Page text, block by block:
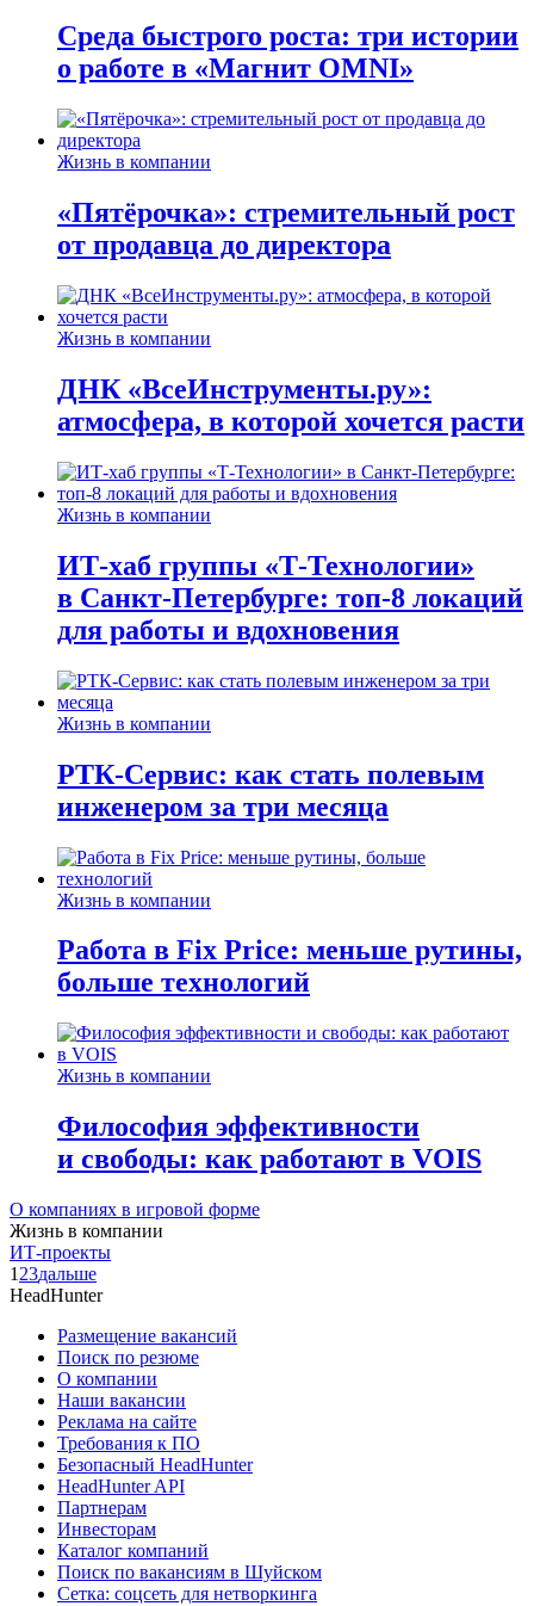
Среда быстрого роста: три истории
о работе в «Магнит OMNI»
Жизнь в компании
«Пятёрочка»: стремительный рост
от продавца до директора
Жизнь в компании
ДНК «ВсеИнструменты.ру»:
атмосфера, в которой хочется расти
Жизнь в компании
ИТ-хаб группы «Т-Технологии»
в Санкт-Петербурге: топ-8 локаций
для работы и вдохновения
Жизнь в компании
РТК-Сервис: как стать полевым
инженером за три месяца
Жизнь в компании
Работа в Fix Price: меньше рутины,
больше технологий
Жизнь в компании
Философия эффективности
и свободы: как работают в VOIS
О компаниях в игровой форме
Жизнь в компании
ИТ-проекты
1 23дальше
HeadHunter
Размещение вакансий
Поиск по резюме
О компании
Наши вакансии
Реклама на сайте
Требования к ПО
Безопасный HeadHunter
HeadHunter API
Партнерам
Инвесторам
Каталог компаний
Поиск по вакансиям в Шуйском
Сетка: соцсеть для нетворкинга